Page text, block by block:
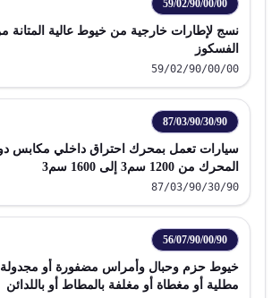
59/02/90/00/00
نسج لإطارات خارجية من خيوط عالية المتانة
الفسكوز
59/02/90/00/00
87/03/90/30/90
سيارات تعمل بمحرك احتراق داخلي مكابس
المحرك من 1200 سم3 إلى 1600 سم3
87/03/90/30/90
56/07/90/00/90
خيوط حزم وحبال وأمراس مضفورة أو
مطلية أو مغطاة أو مغلفة بالمطاط أو باللدائن